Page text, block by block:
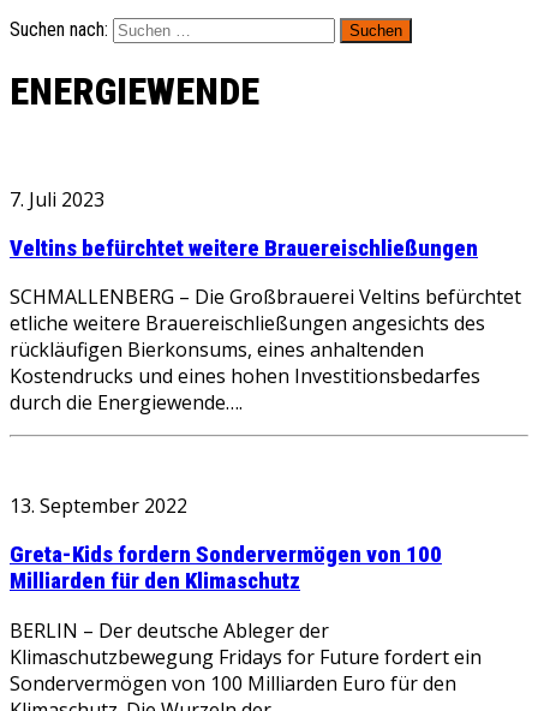
Suchen nach:
ENERGIEWENDE
7. Juli 2023
Veltins befürchtet weitere Brauereischließungen
SCHMALLENBERG – Die Großbrauerei Veltins befürchtet
etliche weitere Brauereischließungen angesichts des
rückläufigen Bierkonsums, eines anhaltenden
Kostendrucks und eines hohen Investitionsbedarfes
durch die Energiewende….
13. September 2022
Greta-Kids fordern Sondervermögen von 100
Milliarden für den Klimaschutz
BERLIN – Der deutsche Ableger der
Klimaschutzbewegung Fridays for Future fordert ein
Sondervermögen von 100 Milliarden Euro für den